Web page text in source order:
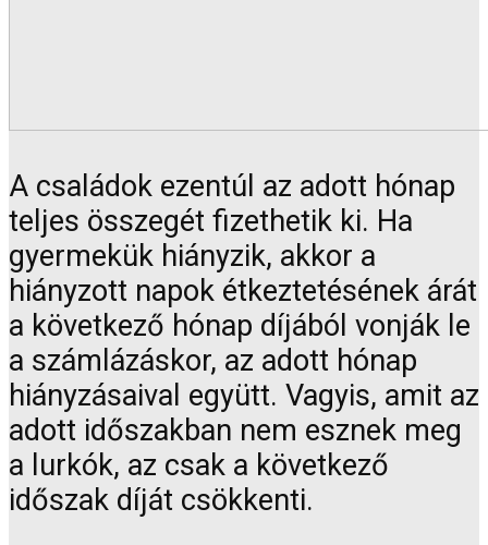
A családok ezentúl az adott hónap
teljes összegét fizethetik ki. Ha
gyermekük hiányzik, akkor a
hiányzott napok étkeztetésének árát
a következő hónap díjából vonják le
a számlázáskor, az adott hónap
hiányzásaival együtt. Vagyis, amit az
adott időszakban nem esznek meg
a lurkók, az csak a következő
időszak díját csökkenti.